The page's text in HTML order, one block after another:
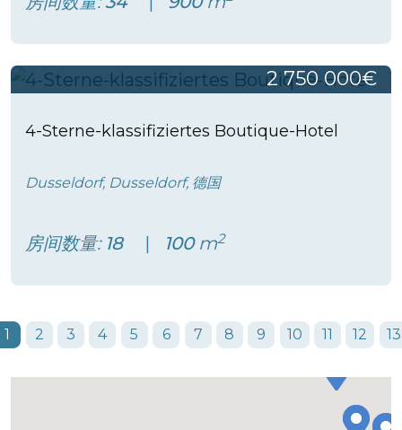
2 750 000€
4-Sterne-klassifiziertes Boutique-Hotel
Dusseldorf, Dusseldorf, 德国
房间数量: 18 100m2
1 2 3 4 5 6 7 8 9 10 11 12 13